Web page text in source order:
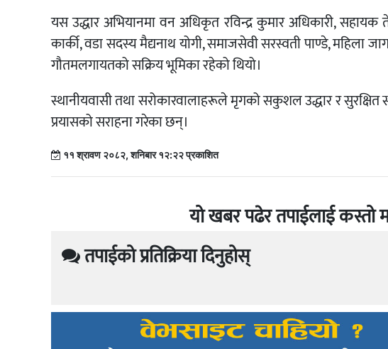
यस उद्धार अभियानमा वन अधिकृत रविन्द्र कुमार अधिकारी, सहायक
कार्की, वडा सदस्य मैद्यनाथ योगी, समाजसेवी सरस्वती पाण्डे, महिला
गौतमलगायतको सक्रिय भूमिका रहेको थियो।
स्थानीयवासी तथा सरोकारवालाहरूले मृगको सकुशल उद्धार र सुरक्षित
प्रयासको सराहना गरेका छन्।
११ श्रावण २०८२, शनिबार १२:२२ प्रकाशित
यो खबर पढेर तपाईलाई कस्तो
तपाईको प्रतिक्रिया दिनुहोस्